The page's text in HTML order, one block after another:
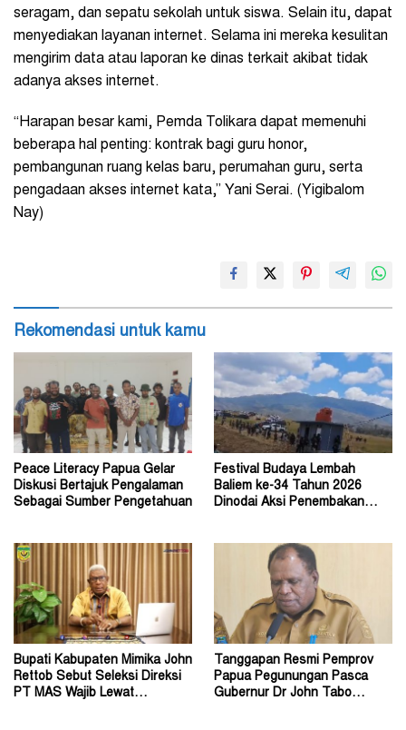
seragam, dan sepatu sekolah untuk siswa. Selain itu, dapat
menyediakan layanan internet. Selama ini mereka kesulitan
mengirim data atau laporan ke dinas terkait akibat tidak
adanya akses internet.
“Harapan besar kami, Pemda Tolikara dapat memenuhi
beberapa hal penting: kontrak bagi guru honor,
pembangunan ruang kelas baru, perumahan guru, serta
pengadaan akses internet kata,” Yani Serai. (Yigibalom
Nay)
Rekomendasi untuk kamu
Peace Literacy Papua Gelar
Diskusi Bertajuk Pengalaman
Sebagai Sumber Pengetahuan
Festival Budaya Lembah
Baliem ke-34 Tahun 2026
Dinodai Aksi Penembakan
Bupati Kabupaten Mimika John
Rettob Sebut Seleksi Direksi
PT MAS Wajib Lewat
Tanggapan Resmi Pemprov
Papua Pegunungan Pasca
Gubernur Dr John Tabo